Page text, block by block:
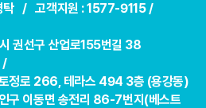
탁 / 고객지원 : 1577-9115 /
권선구 산업로155번길 38
/
정로 266, 테라스 494 3층 (용강동)
구 이동면 송전리 86-7번지(베스트